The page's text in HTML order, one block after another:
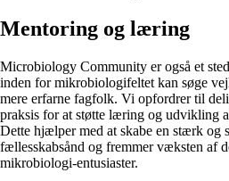
Mentoring og læring
Microbiology Community er også et
inden for mikrobiologifeltet kan søge
mere erfarne fagfolk. Vi opfordrer til
praksis for at støtte læring og udvikling
Dette hjælper med at skabe en stærk og
fællesskabsånd og fremmer væksten af
mikrobiologi-entusiaster.